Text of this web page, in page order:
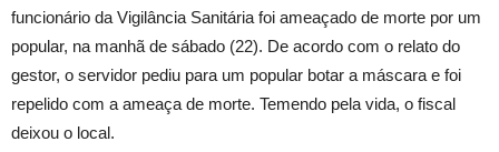
funcionário da Vigilância Sanitária foi ameaçado de morte por um
popular, na manhã de sábado (22). De acordo com o relato do
gestor, o servidor pediu para um popular botar a máscara e foi
repelido com a ameaça de morte. Temendo pela vida, o fiscal
deixou o local.